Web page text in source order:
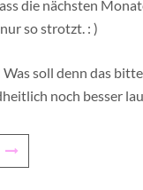
die nächsten
so strotzt. : )
soll denn das
noch besser